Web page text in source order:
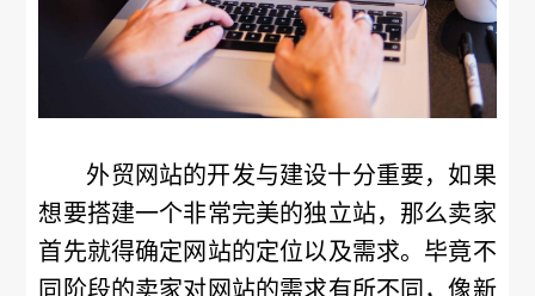
外贸网站的开发与建设十分重要，如果
想要搭建一个非常完美的独立站，那么卖家
首先就得确定网站的定位以及需求。毕竟不
同阶段的卖家对网站的需求有所不同，像新